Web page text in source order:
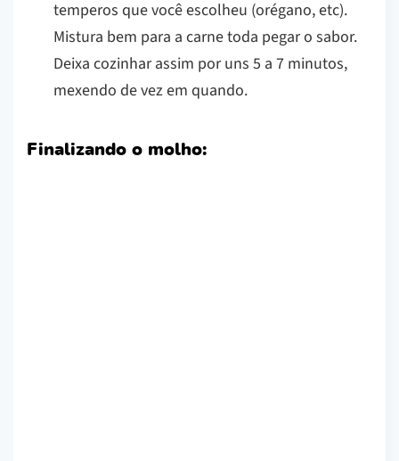
temperos que você escolheu (orégano, etc).
Mistura bem para a carne toda pegar o sabor.
Deixa cozinhar assim por uns 5 a 7 minutos,
mexendo de vez em quando.
Finalizando o molho: